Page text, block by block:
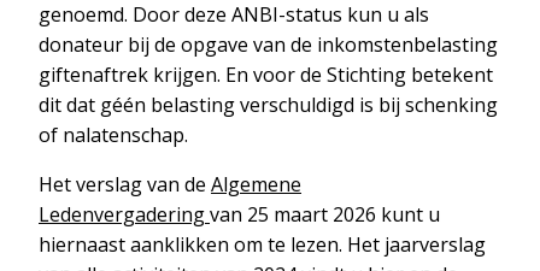
genoemd. Door deze ANBI-status kun u als
donateur bij de opgave van de inkomstenbelasting
giftenaftrek krijgen. En voor de Stichting betekent
dit dat géén belasting verschuldigd is bij schenking
of nalatenschap.
Het verslag van de Algemene
Ledenvergaderingvan 25 maart 2026 kunt u
hiernaast aanklikken om te lezen. Het jaarverslag